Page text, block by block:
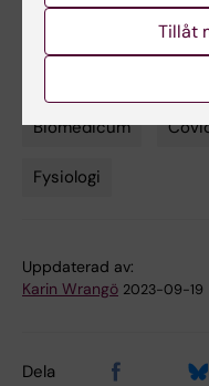
J Cachexia
Dec;13(6):2669-
Biomedicum
Fysiologi
Uppdaterad av:
Karin Wrangö 2023-09-19
Dela
Tillåt